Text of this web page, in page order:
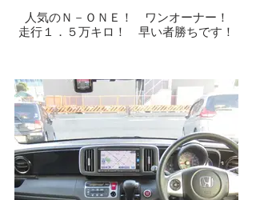
人気のＮ－ＯＮＥ！ ワンオーナー！
走行１．５万キロ！ 早い者勝ちです！